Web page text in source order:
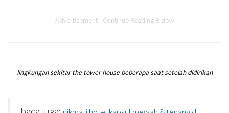
Advertisement - Continue Reading Below
lingkungan sekitar the tower house beberapa saat setelah didirikan